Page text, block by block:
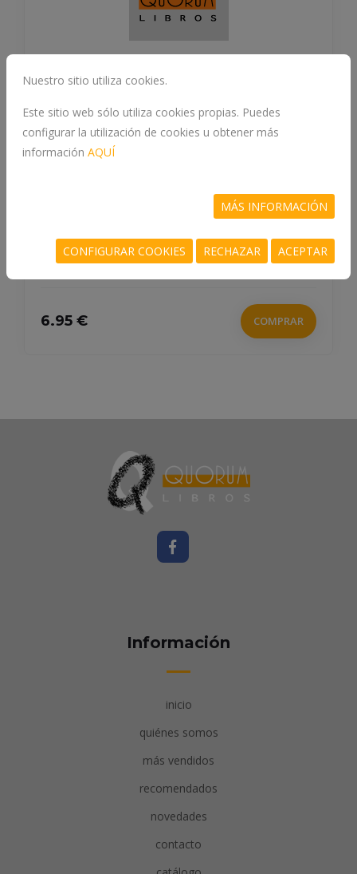
NEOCLÁSICISMO
LORENTE, JESÚS PEDRO
6.95 € COMPRAR
Información
inicio
quiénes somos
más vendidos
recomendados
novedades
contacto
Nuestro sitio utiliza cookies.
Este sitio web sólo utiliza cookies propias. Puedes
configurar la utilización de cookies u obtener más
información AQUÍ
MÁS INFORMACIÓN
CONFIGURAR COOKIES RECHAZAR ACEPTAR